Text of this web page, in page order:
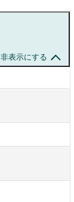
非表示にする